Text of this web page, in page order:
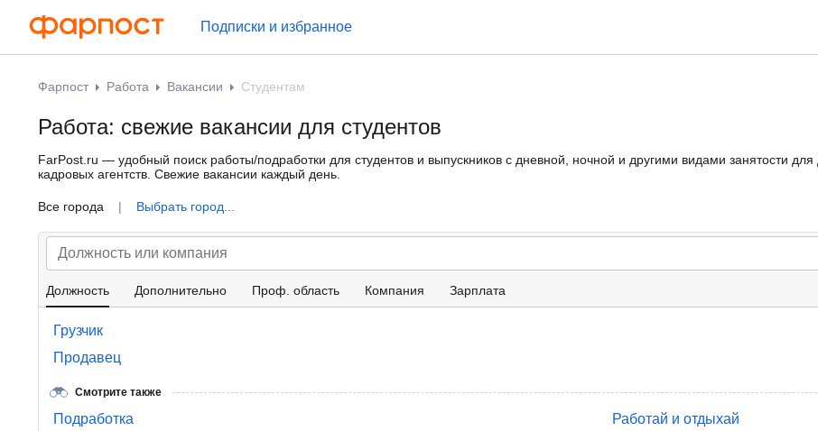
Подписки и избранное
Фарпост Работа Вакансии Студентам
Работа: свежие вакансии для студентов
FarPost.ru — удобный поиск работы/подработки для студентов и выпускников с дневной, ночной и другими видами занятости
кадровых агентств. Свежие вакансии каждый день.
Все города | Выбрать город...
Должность Дополнительно Проф. область Компания Зарплата
Грузчик
Продавец
Смотрите также
Подработка Работай и отдыхай